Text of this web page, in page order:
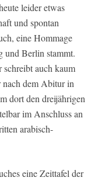
leider etwas
und spontan
eine Hommage
und Berlin stammt.
auch kaum
nach dem Abitur in
dort den dreijährigen
im Anschluss an
arabisch-
eine Zeittafel der